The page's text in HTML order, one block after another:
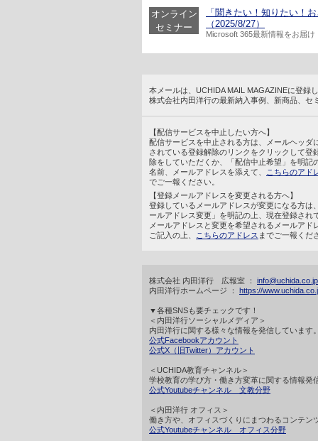
オンライン
セミナー
「聞きたい！知りたい！
（2025/8/27）
Microsoft 365最新情報をお届け
本メールは、UCHIDA MAIL MAGAZINEに登録
株式会社内田洋行の最新納入事例、新商品、
【配信サービスを中止したい方へ】
配信サービスを中止される方は、メールヘッダ
されている登録解除のリンクをクリックして登
除をしていただくか、「配信中止希望」を明記
名前、メールアドレスを添えて、
こちらのアド
でご一報ください。
【登録メールアドレスを変更される方へ】
登録しているメールアドレスが変更になる方は
ールアドレス変更」を明記の上、現在登録され
メールアドレスと変更を希望されるメールアド
ご記入の上、
こちらのアドレス までご一報くだ
株式会社 内田洋行 広報室 ： info@uchida.co.jp
内田洋行ホームページ ： https://
▼各種SNSも要チェックです！
＜内田洋行ソーシャルメディア＞
内田洋行に関する様々な情報を発信しています
公式Facebookアカウント
公式X（旧Twitter）アカウント
＜UCHIDA教育チャンネル＞
学校教育の学び方・働き方変革に関する情報発
公式Youtubeチャンネル 文教分野
＜内田洋行 オフィス＞
働き方や、オフィスづくりにまつわるコンテン
公式Youtubeチャンネル オフィス分野